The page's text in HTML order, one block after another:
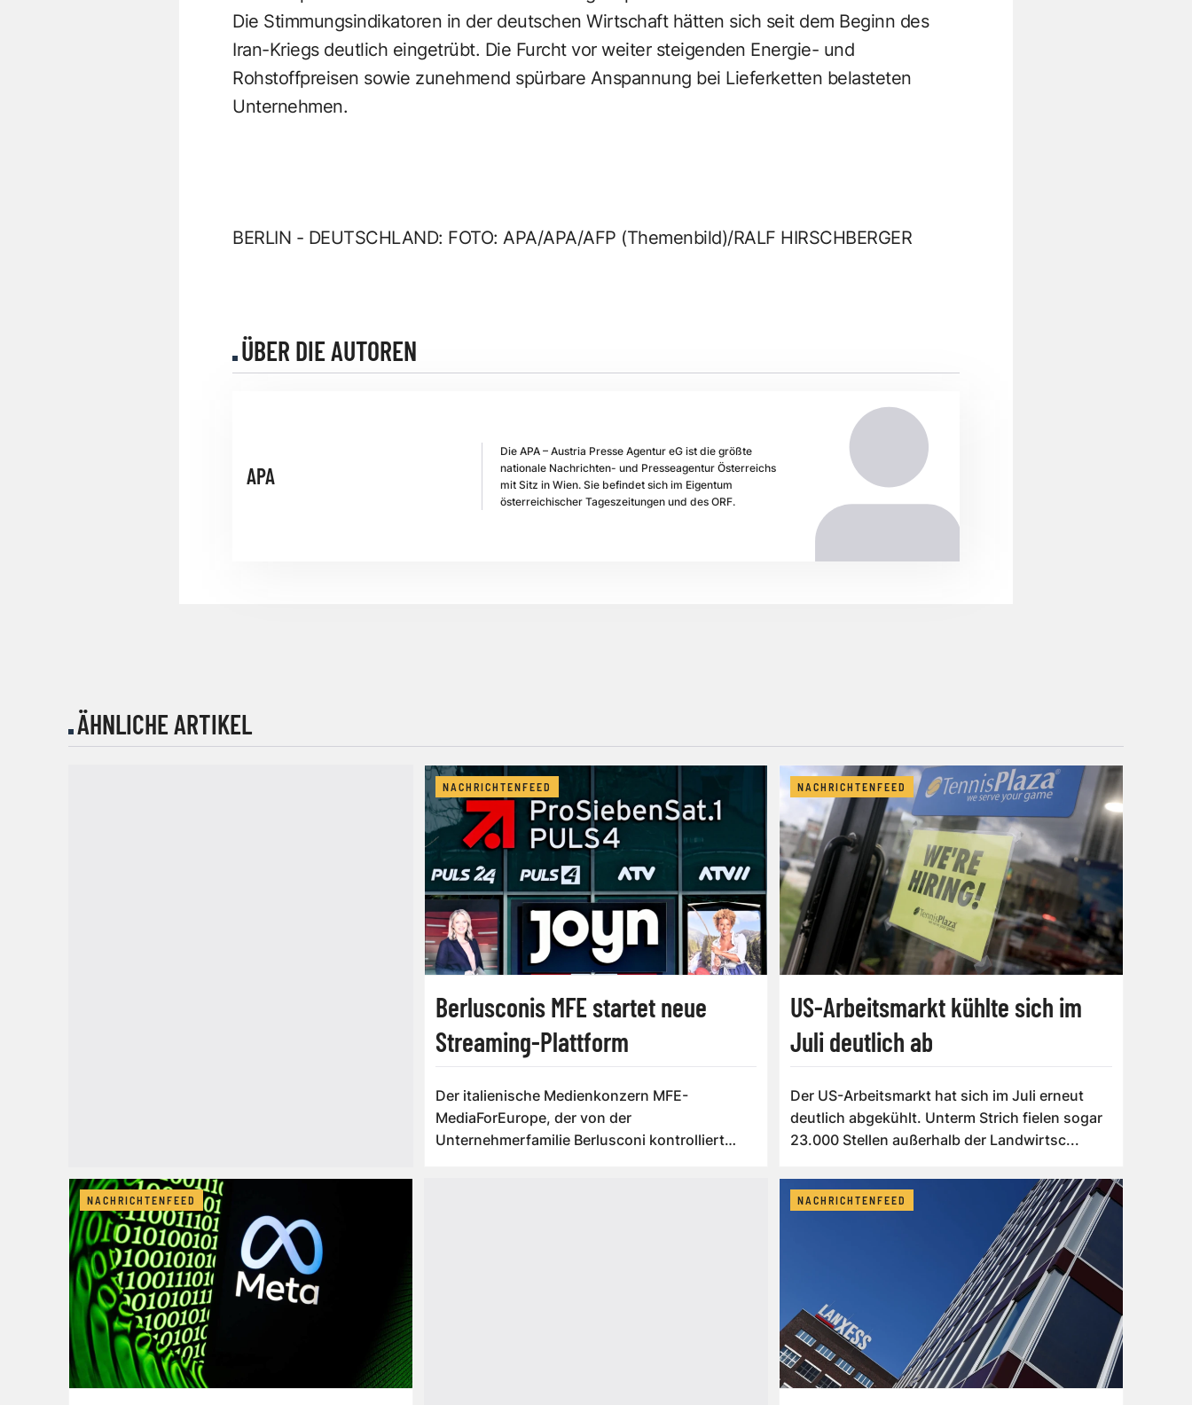
Die Stimmungsindikatoren in der deutschen Wirtschaft hätten sich seit dem Beginn des
Iran-Kriegs deutlich eingetrübt. Die Furcht vor weiter steigenden Energie- und
Rohstoffpreisen sowie zunehmend spürbare Anspannung bei Lieferketten belasteten
Unternehmen.
BERLIN - DEUTSCHLAND: FOTO: APA/APA/AFP (Themenbild)/RALF HIRSCHBERGER
ÜBER DIE AUTOREN
APA
Die APA – Austria Presse Agentur eG ist die größte
nationale Nachrichten- und Presseagentur Österreichs
mit Sitz in Wien. Sie befindet sich im Eigentum
österreichischer Tageszeitungen und des ORF.
ÄHNLICHE ARTIKEL
NACHRICHTENFEED
Berlusconis MFE startet neue
Streaming-Plattform
Der italienische Medienkonzern MFE-
MediaForEurope, der von der
Unternehmerfamilie Berlusconi kontrolliert
NACHRICHTENFEED
US-Arbeitsmarkt kühlte sich im
Juli deutlich ab
Der US-Arbeitsmarkt hat sich im Juli erneut
deutlich abgekühlt. Unterm Strich fielen sogar
23.000 Stellen außerhalb der Landwirtsc...
NACHRICHTENFEED NACHRICHTENFEED